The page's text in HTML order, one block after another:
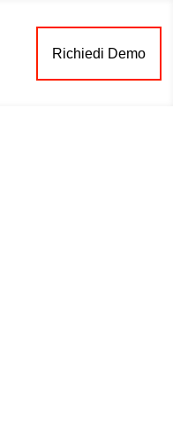
Richiedi Demo